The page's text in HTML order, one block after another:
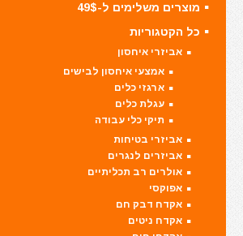
מוצרים משלימים ל-49$
כל הקטגוריות
אביזרי איחסון
אמצעי איחסון לבישים
ארגזי כלים
עגלת כלים
תיקי כלי עבודה
אביזרי בטיחות
אביזרים לנגרים
אולרים רב תכליתיים
אפוקסי
אקדח דבק חם
אקדח ניטים